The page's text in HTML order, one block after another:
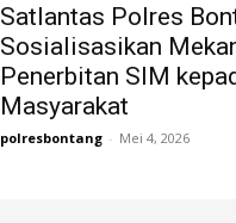
Satlantas Polres
Sosialisasikan
Penerbitan SIM
Masyarakat
polresbontang - Mei 4, 2026